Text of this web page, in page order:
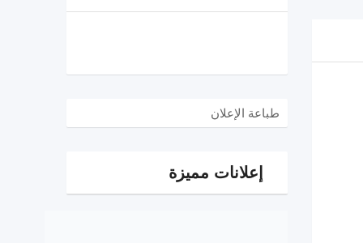
طباعة الإعلان
إعلانات مميزة